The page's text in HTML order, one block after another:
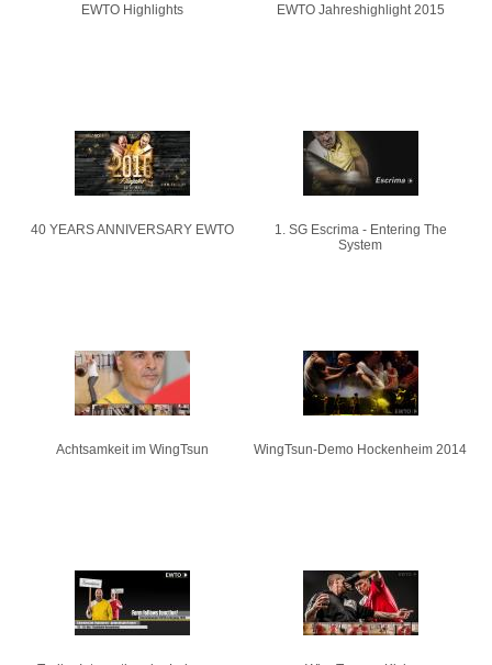
EWTO Highlights EWTO Jahreshighlight 2015
40 YEARS ANNIVERSARY EWTO
1. SG Escrima - Entering The
System
Achtsamkeit im WingTsun WingTsun-Demo Hockenheim 2014